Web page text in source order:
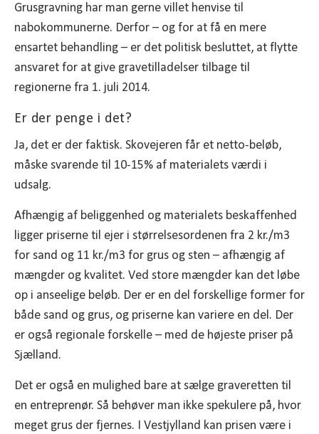
Grusgravning har man gerne villet henvise til
nabokommunerne. Derfor – og for at få en mere
ensartet behandling – er det politisk besluttet, at flytte
ansvaret for at give gravetilladelser tilbage til
regionerne fra 1. juli 2014.
Er der penge i det?
Ja, det er der faktisk. Skovejeren får et netto-beløb,
måske svarende til 10-15% af materialets værdi i
udsalg.
Afhængig af beliggenhed og materialets beskaffenhed
ligger priserne til ejer i størrelsesordenen fra 2 kr./m3
for sand og 11 kr./m3 for grus og sten – afhængig af
mængder og kvalitet. Ved store mængder kan det løbe
op i anseelige beløb. Der er en del forskellige former for
både sand og grus, og priserne kan variere en del. Der
er også regionale forskelle – med de højeste priser på
Sjælland.
Det er også en mulighed bare at sælge graveretten til
en entreprenør. Så behøver man ikke spekulere på, hvor
meget grus der fjernes. I Vestjylland kan prisen være i